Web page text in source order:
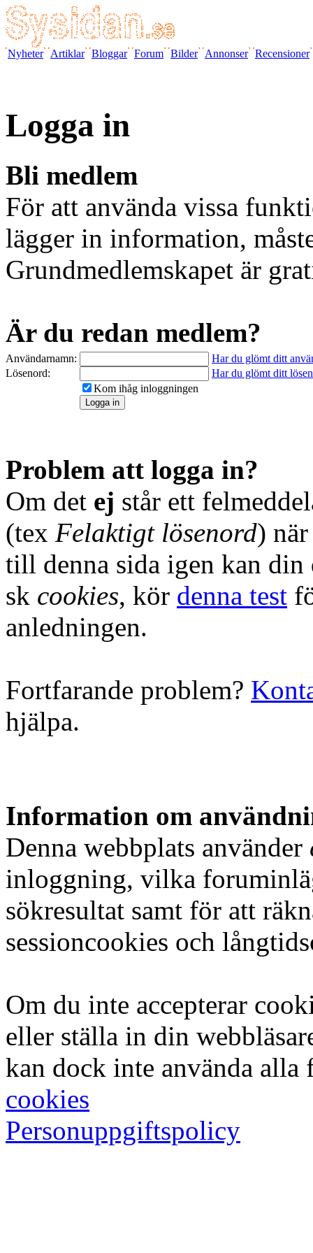
Nyheter Artiklar Bloggar Forum Bilder Annonser Recensioner
Logga in
Bli medlem
För att använda vissa
lägger in information,
Grundmedlemskapet är
Är du redan medlem?
Användarnamn:
Har du glömt ditt
Lösenord:
Har du glömt ditt
Kom ihåg inloggningen
Problem att logga in?
Om det ej står ett
(tex Felaktigt lösenord)
till denna sida igen kan din
sk cookies, kör denna test
anledningen.
Fortfarande problem?
hjälpa.
Information om
Denna webbplats använder
inloggning, vilka
sökresultat samt för att
sessioncookies och
Om du inte accepterar
eller ställa in din
kan dock inte använda
cookies
Personuppgiftspolicy